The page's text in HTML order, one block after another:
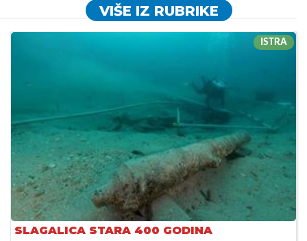
VIŠE IZ RUBRIKE
ISTRA
SLAGALICA STARA 400 GODINA